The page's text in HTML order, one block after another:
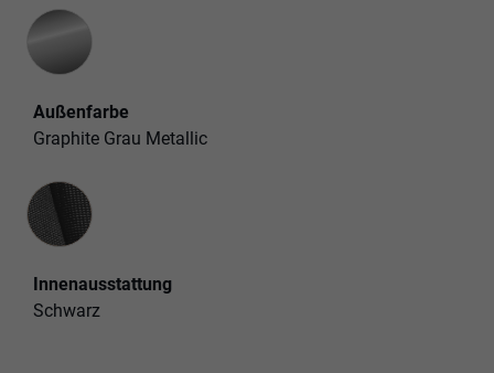
Außenfarbe
Graphite Grau Metallic
Innenausstattung
Innenausstattung
Schwarz